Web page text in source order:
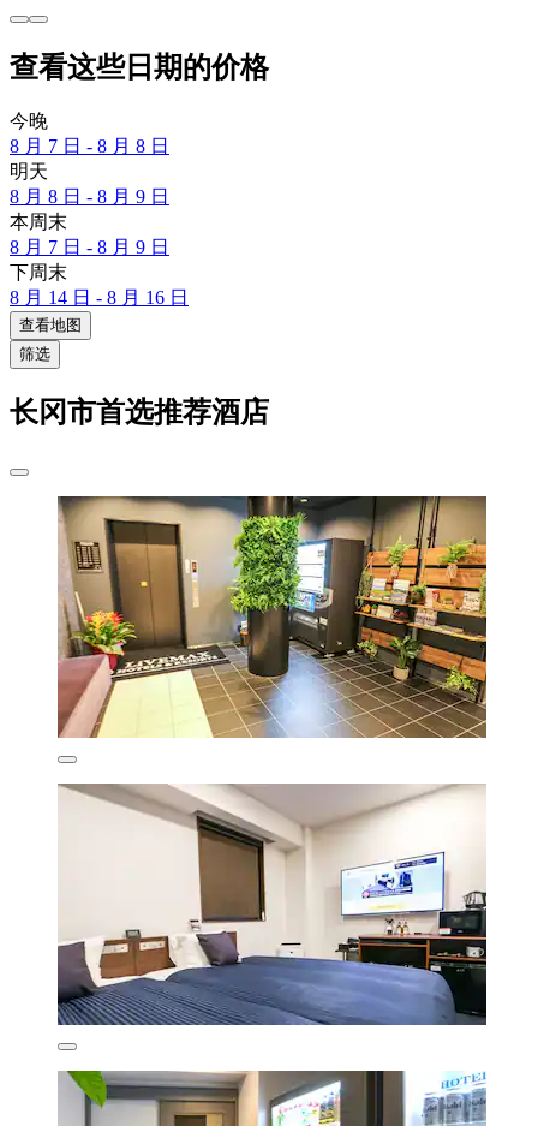
查看这些日期的价格
今晚
8 月 7 日 - 8 月 8 日
明天
8 月 8 日 - 8 月 9 日
本周末
8 月 7 日 - 8 月 9 日
下周末
8 月 14 日 - 8 月 16 日
查看地图
筛选
长冈市首选推荐酒店